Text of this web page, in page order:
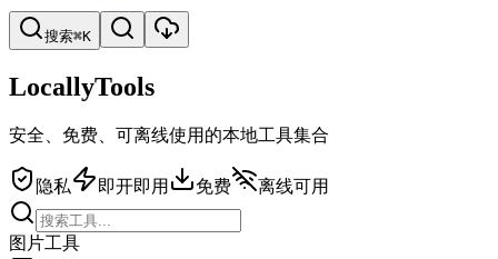
搜索⌘K
搜索工具
快速搜索工具
LocallyTools
安全、免费、可离线使用的本地工具集合
隐私 即开即用 免费 离线可用
图片工具